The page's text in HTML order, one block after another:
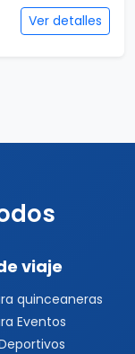
Ver detalles
viaje
quinceaneras
Eventos